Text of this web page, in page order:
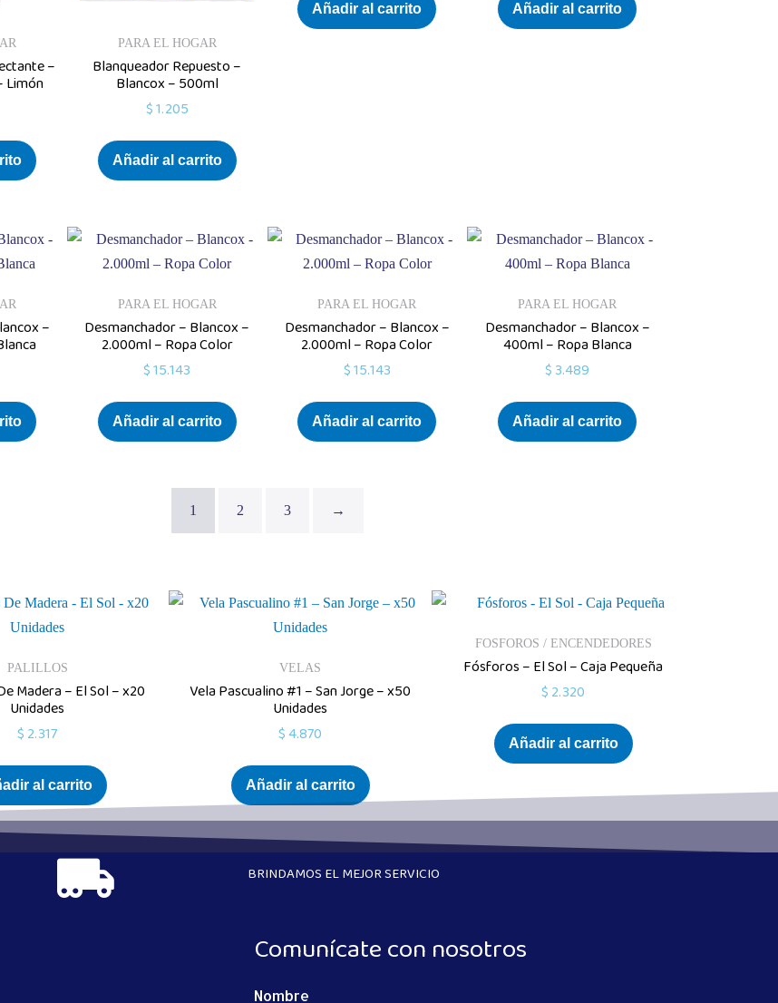
–
Limón
PARA EL HOGAR
Blanqueador Repuesto –
Blancox – 500ml
$1.205
Añadir al carrito
Añadir al carrito Añadir al carrito
–
PARA EL HOGAR
Desmanchador – Blancox –
2.000ml – Ropa Color
$15.143
Añadir al carrito
PARA EL HOGAR
Desmanchador – Blancox –
2.000ml – Ropa Color
$15.143
Añadir al carrito
PARA EL HOGAR
Desmanchador – Blancox –
400ml – Ropa Blanca
$ 3.489
Añadir al carrito
1 2 3 →
PALILLOS
Madera – El Sol – x20
Unidades
$ 2.317
al carrito
VELAS
Vela Pascualino #1 – San Jorge – x50
Unidades
$4.870
Añadir al carrito
FOSFOROS / ENCENDEDORES
Fósforos – El Sol – Caja Pequeña
$ 2.320
Añadir al carrito
BRINDAMOS EL MEJOR SERVICIO
Comunícate con nosotros
Nombre